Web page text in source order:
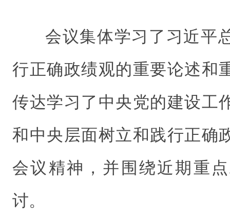
会议集体学习了习近平
行正确政绩观的重要论述和
传达学习了中央党的建设工
和中央层面树立和践行正确
会议精神，并围绕近期重
讨。